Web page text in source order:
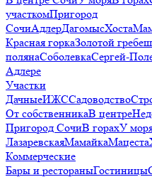
участкомПригород
СочиАдлерДагомысХоста
Красная горкаЗолотой
полянаСоболевкаСергей-
Адлере
Участки
ДачныеИЖССадоводство
От собственникаВ центре
Пригород СочиВ горахУ
ЛазаревскаяМамайкаМацеста
Коммерческие
Бары и рестораныГостиницы